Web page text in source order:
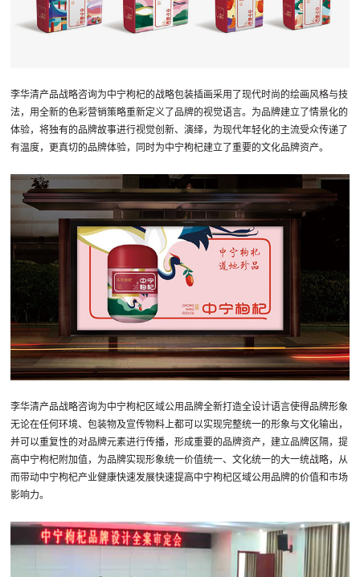
李华清产品战略咨询为中宁枸杞的战略包装插画采用了现代时尚的绘画风格与技
法，用全新的色彩营销策略重新定义了品牌的视觉语言。为品牌建立了情景化的
体验，将独有的品牌故事进行视觉创新、演绎，为现代年轻化的主流受众传递了
有温度，更真切的品牌体验，同时为中宁枸杞建立了重要的文化品牌资产。
李华清产品战略咨询为中宁枸杞区域公用品牌全新打造全设计语言使得品牌形象
无论在任何环境、包装物及宣传物料上都可以实现完整统一的形象与文化输出，
并可以重复性的对品牌元素进行传播，形成重要的品牌资产，建立品牌区隔，提
高中宁枸杞附加值，为品牌实现形象统一价值统一、文化统一的大一统战略，从
而带动中宁枸杞产业健康快速发展快速提高中宁枸杞区域公用品牌的价值和市场
影响力。